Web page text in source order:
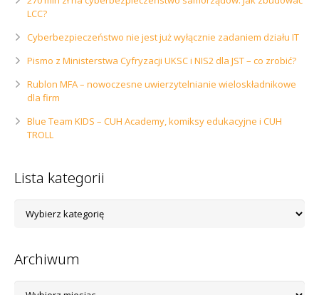
LCC?
Cyberbezpieczeństwo nie jest już wyłącznie zadaniem działu IT
Pismo z Ministerstwa Cyfryzacji UKSC i NIS2 dla JST – co zrobić?
Rublon MFA – nowoczesne uwierzytelnianie wieloskładnikowe
dla firm
Blue Team KIDS – CUH Academy, komiksy edukacyjne i CUH
TROLL
Lista kategorii
kategorii
Archiwum